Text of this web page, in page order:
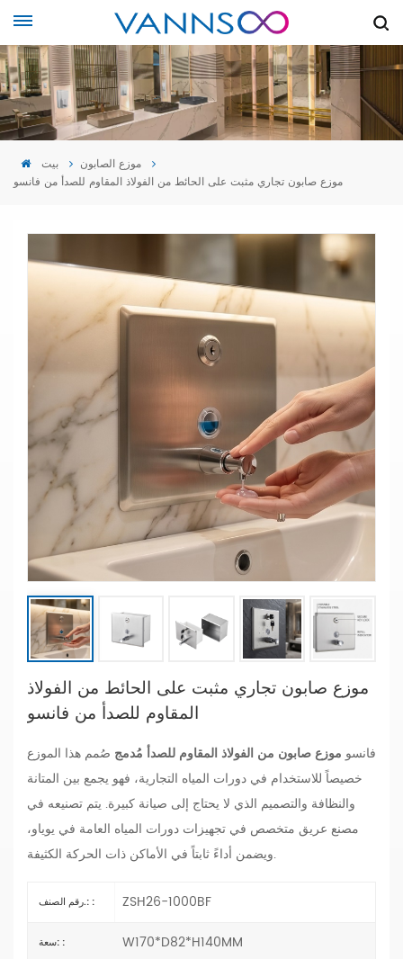
بيت
موزع الصابون
موزع صابون تجاري مثبت على الحائط من الفولاذ المقاوم للصدأ من فانسو
موزع صابون تجاري مثبت على الحائط من الفولاذ
المقاوم للصدأ من فانسو
فانسو موزع صابون من الفولاذ المقاوم للصدأ مُدمج صُمم هذا الموزع
خصيصاً للاستخدام في دورات المياه التجارية، فهو يجمع بين المتانة
والنظافة والتصميم الذي لا يحتاج إلى صيانة كبيرة. يتم تصنيعه في
مصنع عريق متخصص في تجهيزات دورات المياه العامة في يوياو،
ويضمن أداءً ثابتاً في الأماكن ذات الحركة الكثيفة.
رقم الصنف.: : ZSH26-1000BF
سعة: : W170*D82*H140MM